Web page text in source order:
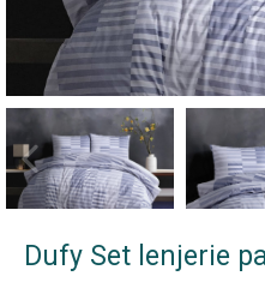
Dufy Set lenjerie